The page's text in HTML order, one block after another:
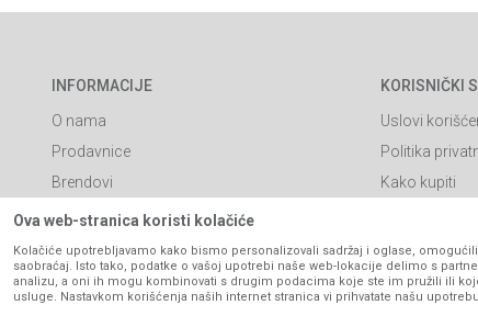
INFORMACIJE
O nama
Prodavnice
Brendovi
Katalozi
Saradnja
Blog
Najčešća pitanja
KORISNIČKI
Uslovi
Politika
Kako kupiti
Click & Collect
Načini
Plaćanje
Ova web-stranica koristi kolačiće
Kolačiće upotrebljavamo kako bismo personalizovali sadržaj i oglase,
saobraćaj. Isto tako, podatke o vašoj upotrebi naše web-lokacije delimo s
analizu, a oni ih mogu kombinovati s drugim podacima koje ste im pružili ili
usluge. Nastavkom korišćenja naših internet stranica vi prihvatate našu